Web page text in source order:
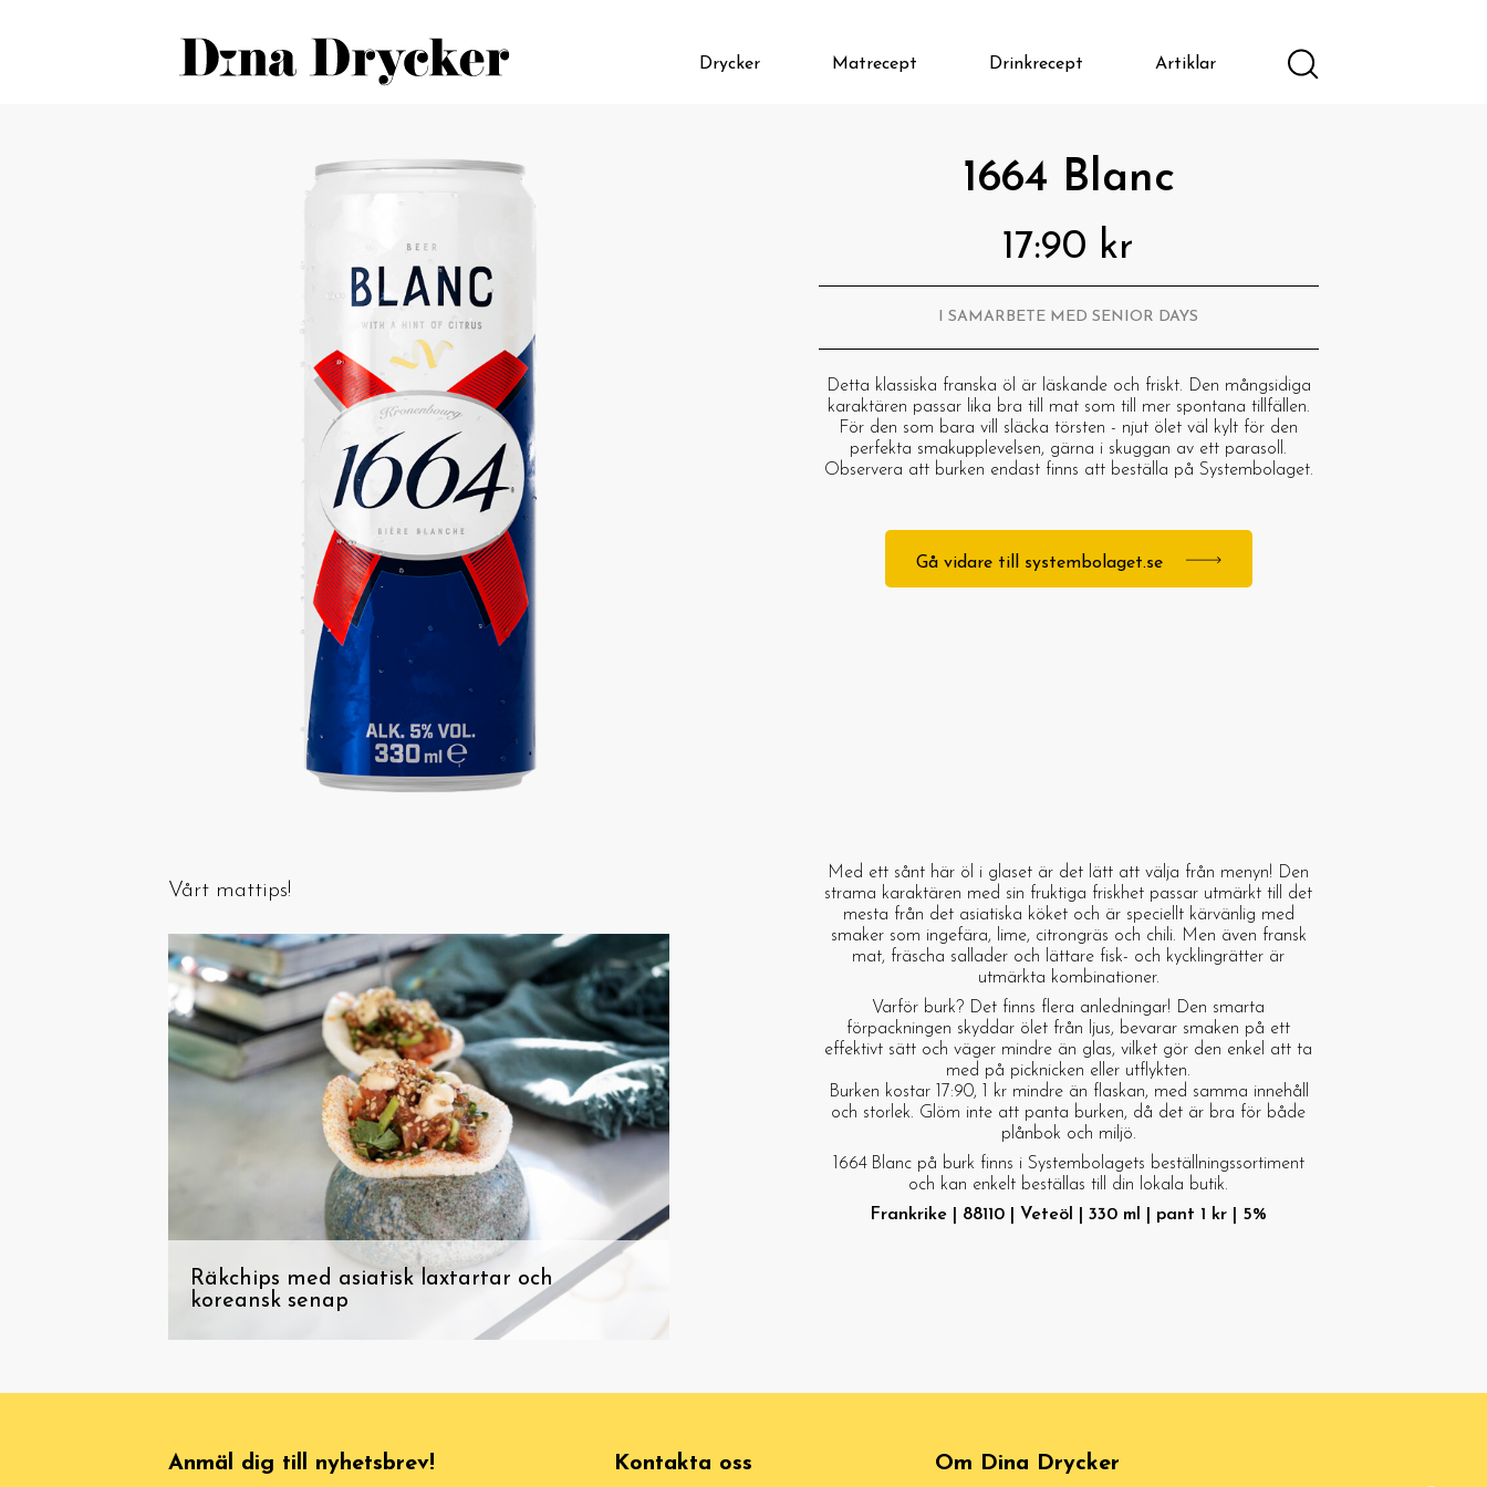
Drycker Matrecept Drinkrecept Artiklar
1664 Blanc
17:90 kr
I SAMARBETE MED SENIOR DAYS
Detta klassiska franska öl är läskande och friskt. Den mångsidiga
karaktären passar lika bra till mat som till mer spontana tillfällen.
För den som bara vill släcka törsten - njut ölet väl kylt för den
perfekta smakupplevelsen, gärna i skuggan av ett parasoll.
Observera att burken endast finns att beställa på Systembolaget.
Gå vidare till systembolaget.se
Vårt mattips!
Räkchips med asiatisk laxtartar och
koreansk senap
Med ett sånt här öl i glaset är det lätt att välja från menyn! Den
strama karaktären med sin fruktiga friskhet passar utmärkt till det
mesta från det asiatiska köket och är speciellt kärvänlig med
smaker som ingefära, lime, citrongräs och chili. Men även fransk
mat, fräscha sallader och lättare fisk- och kycklingrätter är
utmärkta kombinationer.
Varför burk? Det finns flera anledningar! Den smarta
förpackningen skyddar ölet från ljus, bevarar smaken på ett
effektivt sätt och väger mindre än glas, vilket gör den enkel att ta
med på picknicken eller utflykten.
Burken kostar 17:90, 1 kr mindre än flaskan, med samma innehåll
och storlek. Glöm inte att panta burken, då det är bra för både
plånbok och miljö.
1664 Blanc på burk finns i Systembolagets beställningssortiment
och kan enkelt beställas till din lokala butik.
Frankrike | 88110 | Veteöl | 330 ml | pant 1 kr | 5%
Anmäl dig till nyhetsbrev! Kontakta oss Om Dina Drycker